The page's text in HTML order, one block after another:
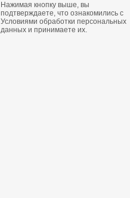
Нажимая кнопку выше, вы
подтверждаете, что ознакомились с
Условиями обработки персональных
данных и принимаете их.